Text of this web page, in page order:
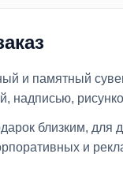
и памятный
надписью,
близким, для
и